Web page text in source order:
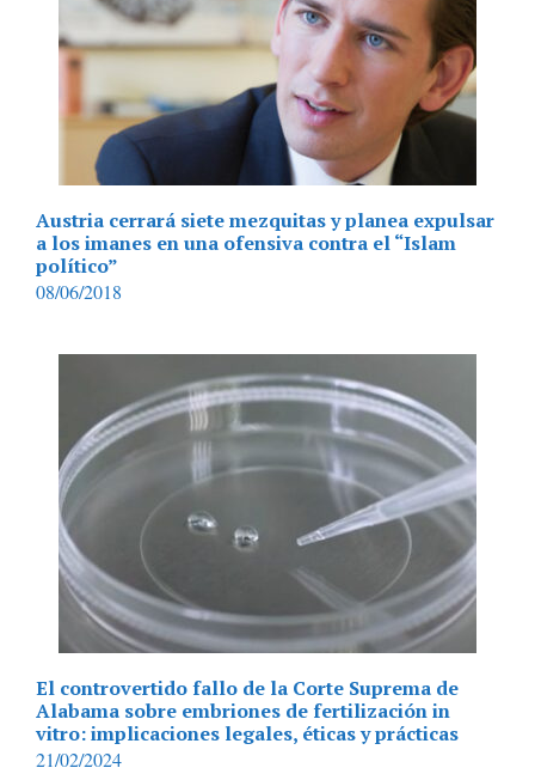
Austria cerrará siete mezquitas y planea expulsar
a los imanes en una ofensiva contra el “Islam
político”
08/06/2018
El controvertido fallo de la Corte Suprema de
Alabama sobre embriones de fertilización in
vitro: implicaciones legales, éticas y prácticas
21/02/2024